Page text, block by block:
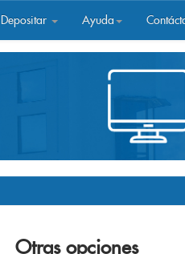
Depositar Ayuda
Otras opciones